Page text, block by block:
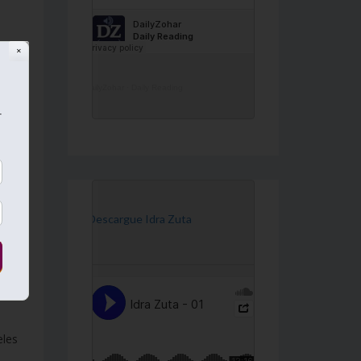
[Descargue Idra Zuta
✕